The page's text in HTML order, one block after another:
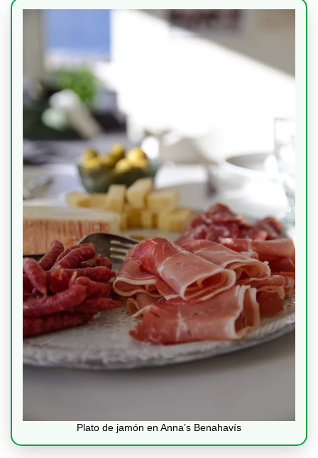
Plato de jamón en Anna’s Benahavís